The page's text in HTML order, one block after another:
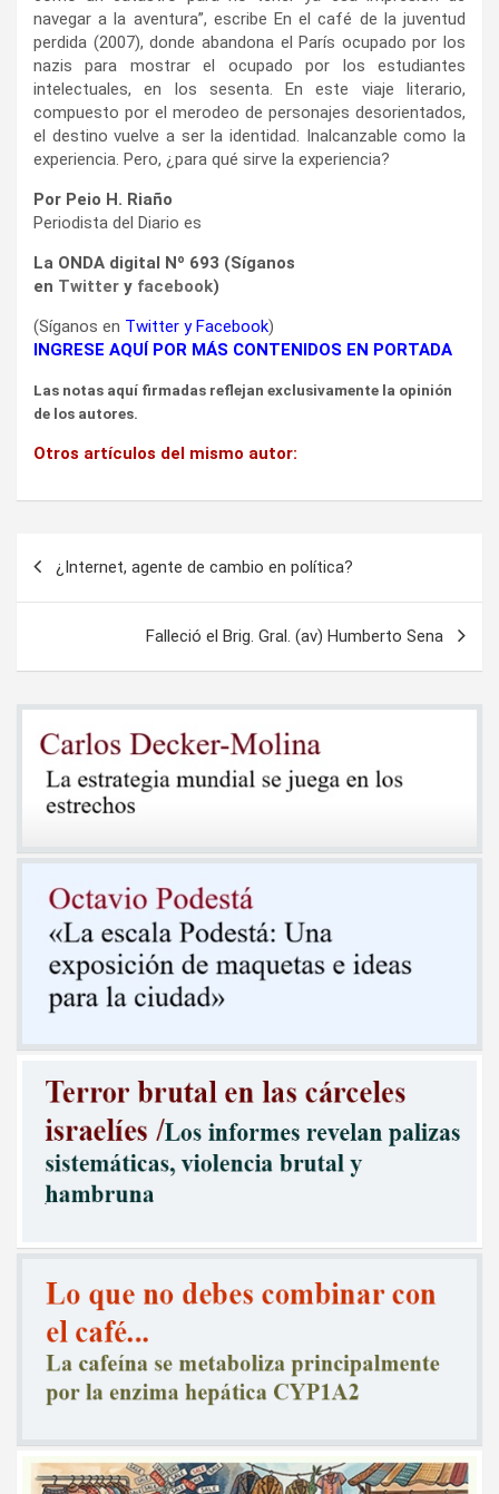
navegar a la aventura”, escribe En el café de la juventud
perdida (2007), donde abandona el París ocupado por los
nazis para mostrar el ocupado por los estudiantes
intelectuales, en los sesenta. En este viaje literario,
compuesto por el merodeo de personajes desorientados,
el destino vuelve a ser la identidad. Inalcanzable como la
experiencia. Pero, ¿para qué sirve la experiencia?
Por Peio H. Riaño
Periodista del Diario es
La ONDA digital Nº 693 (Síganos
en Twitter y facebook)
(Síganos en Twitter yFacebook)
INGRESE AQUÍ POR MÁS CONTENIDOS EN PORTADA
Las notas aquí firmadas reflejan exclusivamente la opinión
de los autores.
Otros artículos del mismo autor:
¿Internet, agente de cambio en política?
Falleció el Brig. Gral. (av) Humberto Sena